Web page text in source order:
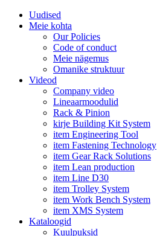
Uudised
Meie kohta
Our Policies
Code of conduct
Meie nägemus
Omanike struktuur
Videod
Company video
Lineaarmoodulid
Rack & Pinion
kirje Building Kit System
item Engineering Tool
item Fastening Technology
item Gear Rack Solutions
item Lean production
item Line D30
item Trolley System
item Work Bench System
item XMS System
Kataloogid
Kuulpuksid